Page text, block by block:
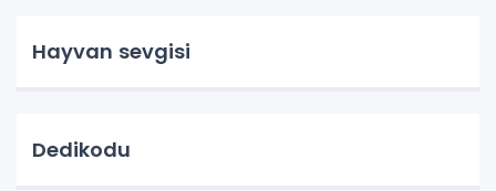
Hayvan sevgisi
Dedikodu